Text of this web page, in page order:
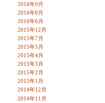
2016年9月
2016年8月
2016年6月
2015年12月
2015年7月
2015年5月
2015年4月
2015年3月
2015年2月
2015年1月
2014年12月
2014年11月